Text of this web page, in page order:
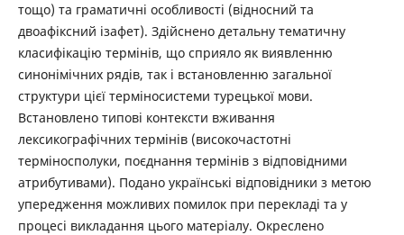
тощо) та граматичні особливості (відносний та
двоафіксний ізафет). Здійснено детальну тематичну
класифікацію термінів, що сприяло як виявленню
синонімічних рядів, так і встановленню загальної
структури цієї терміносистеми турецької мови.
Встановлено типові контексти вживання
лексикографічних термінів (високочастотні
терміносполуки, поєднання термінів з відповідними
атрибутивами). Подано українські відповідники з метою
упередження ­можливих помилок при перекладі та у
процесі викладання цього матеріалу. Окреслено